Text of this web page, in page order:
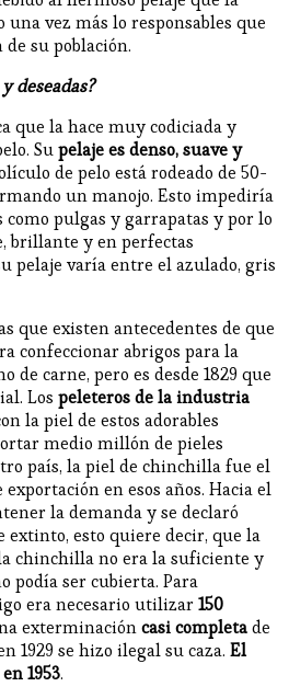
vez más lo responsables que
su población.
deseadas?
que la hace muy codiciada y
Supelaje es denso, suave y
de pelo está rodeado de 50-
un manojo. Esto impediría
pulgas y garrapatas y por lo
brillante y en perfectas
pelaje varía entre el azulado, gris
que existen antecedentes de que
confeccionar abrigos para la
de carne, pero es desde 1829 que
Los peleteros de la industria
la piel de estos adorables
medio millón de pieles
país, la piel de chinchilla fue el
en esos años. Hacia el
la demanda y se declaró
extinto, esto quiere decir, que la
chinchilla no era la suficiente y
podía ser cubierta. Para
era necesario utilizar150
exterminacióncasi completade
1929 se hizo ilegal su caza. El
1953.